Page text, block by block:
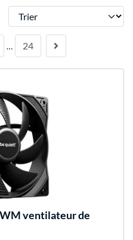
Trier
… 24
ventilateur de